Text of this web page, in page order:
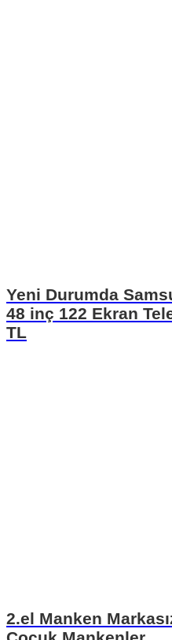
Yeni Durumda
48 inç 122 Ekran
TL
2.el Manken